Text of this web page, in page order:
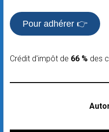
Pour adhérer 👉
Crédit d'impôt de 66 % des